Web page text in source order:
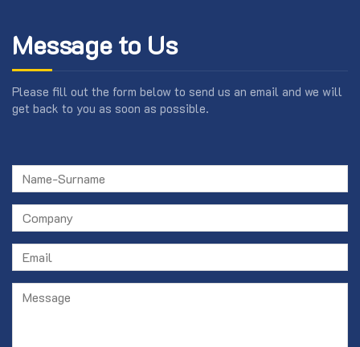
Message to Us
Please fill out the form below to send us an email and we will
get back to you as soon as possible.